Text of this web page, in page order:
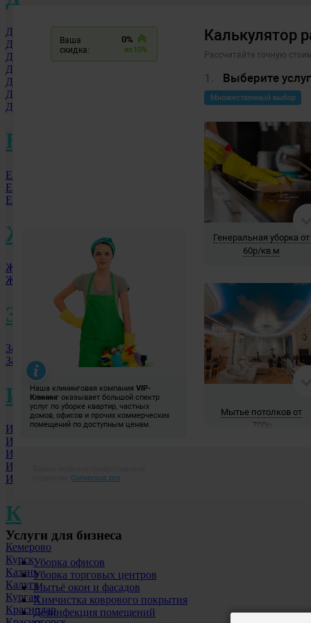
Долгопрудный МО
Дзержинск
Дмитровоград
Дербент
Домодедово
Дубна
Донской
Е
Екатеринбург
Елец
Ессентуки
Ж
Железногорск
Жуковский
З
Заринск
Заречный
И
Ижевск
Иркутск
Иваново
Ишим
Искитим
К
Кемерово
Курск
Казань
Калуга
Курган
Краснодар
Услуги для бизнеса
Уборка офисов
Уборка торговых центров
Мытьё окон и фасадов
Химчистка коврового покрытия
Дезинфекция помещений